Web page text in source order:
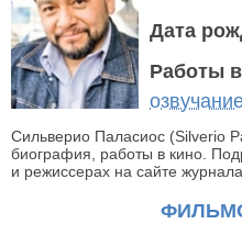
Дата
Работы
Сильверио Паласиос (Silverio
биография, работы в кино.
и режиссерах на сайте